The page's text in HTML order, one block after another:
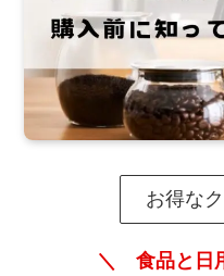
お得な
＼ 食品と日